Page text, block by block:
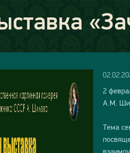
2
А.М.
Тема